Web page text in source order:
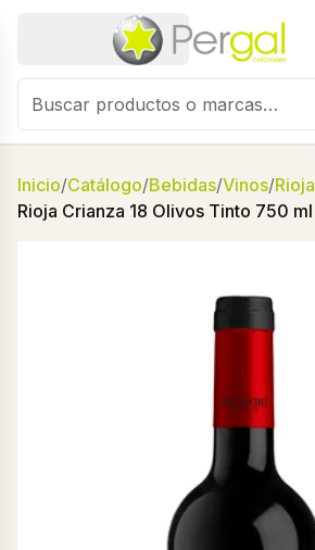
Inicio/Catálogo/Bebidas/Vinos/Rioja
Rioja Crianza 18 Olivos Tinto 750 ml